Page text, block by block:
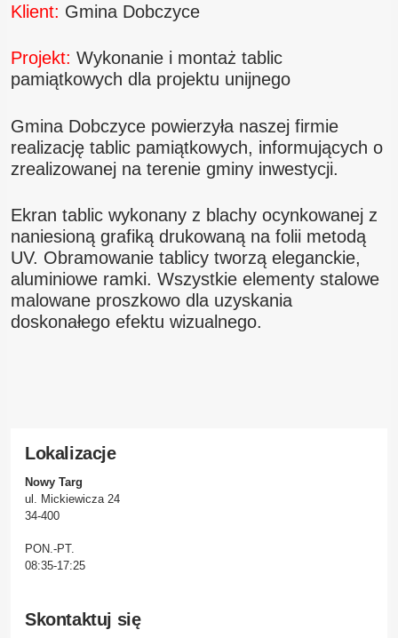
Klient: Gmina Dobczyce
Projekt: Wykonanie i montaż tablic
pamiątkowych dla projektu unijnego
Gmina Dobczyce powierzyła naszej firmie
realizację tablic pamiątkowych, informujących o
zrealizowanej na terenie gminy inwestycji.
Ekran tablic wykonany z blachy ocynkowanej z
naniesioną grafiką drukowaną na folii metodą
UV. Obramowanie tablicy tworzą eleganckie,
aluminiowe ramki. Wszystkie elementy stalowe
malowane proszkowo dla uzyskania
doskonałego efektu wizualnego.
Lokalizacje
Nowy Targ
ul. Mickiewicza 24
34-400
PON.-PT.
08:35-17:25
Skontaktuj się